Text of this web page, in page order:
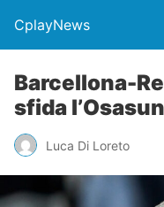
CplayNews
Barcellona-
sfida
Luca Di Loreto